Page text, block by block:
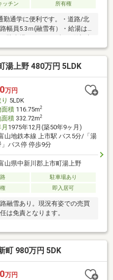
ッチン 所有権
勤通学に便利です。・道路/北
幅員5.3ｍ(融雪有）・給湯は
有効期限/2026年9月末日
湯上野 480万円 5LDK
万円
5LDK
面積116.75m2
面積332.72m2
1975年12月(築50年9ヶ月)
山地鉄本線 上市駅 バス5分/「湯
バス停 停歩9分
山県中新川郡上市町湯上野
駐車場あり
即入居可
融雪あり。現況有姿での売買
は免責となります。
町 980万円 5DK
万円